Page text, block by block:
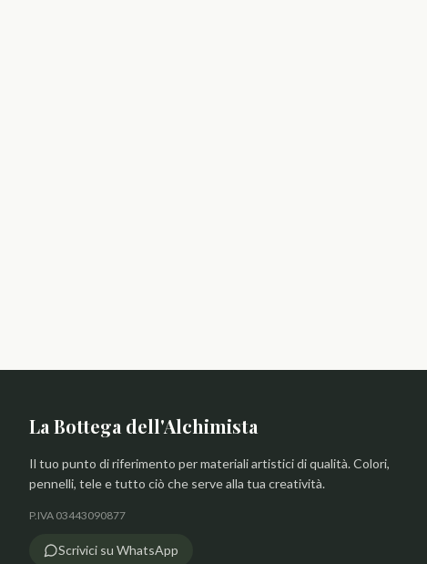
La Bottega dell'Alchimista
Il tuo punto di riferimento per materiali artistici di qualità. Colori,
pennelli, tele e tutto ciò che serve alla tua creatività.
P.IVA 03443090877
Scrivici su WhatsApp